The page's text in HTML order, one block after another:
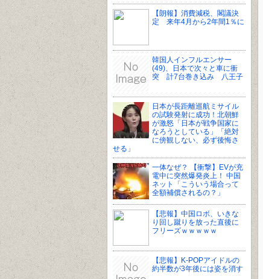
【朗報】消費減税、閣議決
定 来年4月から2年間1％に
韓国人インフルエンサー
(49)、日本で次々と車に衝
突 計7台巻き込み 八王子
日本が長距離巡航ミサイル
の試験発射に成功！北朝鮮
が激怒「日本が戦争国家に
なろうとしている」「絶対
に傍観しない、必ず後悔さ
せる」
一体なぜ？ 【衝撃】EVが充
電中に突然爆発炎上！ 中国
ネット「こういう場合って
全額補償されるの？」
【悲報】中国ロボ、いきな
り回し蹴りを放った直後に
フリーズｗｗｗｗｗ
【悲報】K-POPアイドルの
約半数が3年後には姿を消す